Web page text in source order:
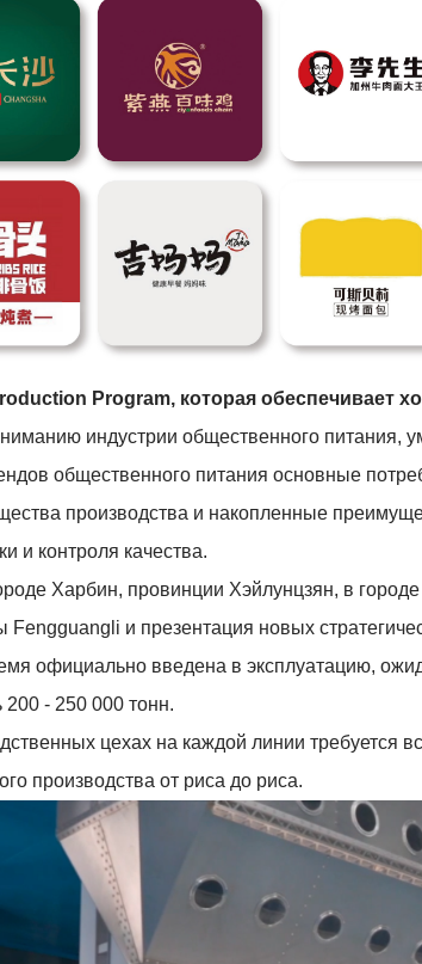
Program, которая обеспечивает
индустрии общественного
общественного питания основные
производства и накопленные
и контроля качества.
Харбин, провинции Хэйлунцзян, в
Fengguangli и презентация новых
официально введена в эксплуатацию,
- 250 000 тонн.
цехах на каждой линии требуется
производства от риса до риса.